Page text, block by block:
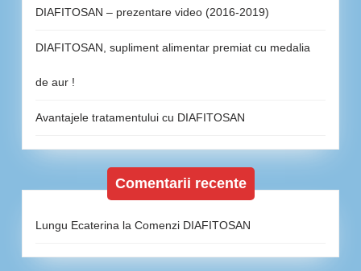
DIAFITOSAN – prezentare video (2016-2019)
DIAFITOSAN, supliment alimentar premiat cu medalia
de aur !
Avantajele tratamentului cu DIAFITOSAN
Comentarii recente
Lungu Ecaterina la Comenzi DIAFITOSAN